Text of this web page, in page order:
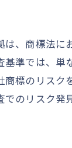
の見極め
ント
、商標法に
準では、単
標のリス
のリスク発